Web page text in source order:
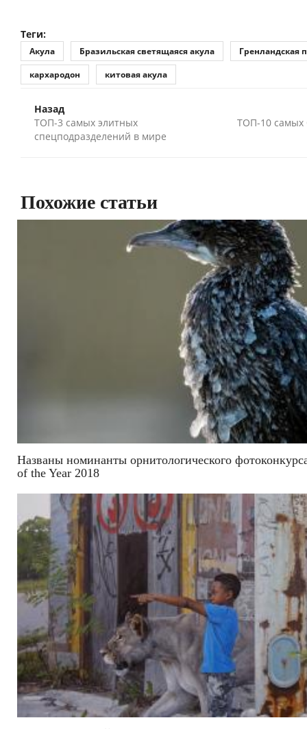
Теги:
Акула Бразильская светящаяся акула
Гренландская
кархародон
китовая акула
Назад
ТОП-3 самых элитных
спецподразделений в мире
ТОП-10 самых
Похожие статьи
Названы номинанты орнитологического
of the Year 2018